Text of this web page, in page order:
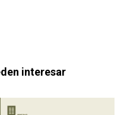
interesar